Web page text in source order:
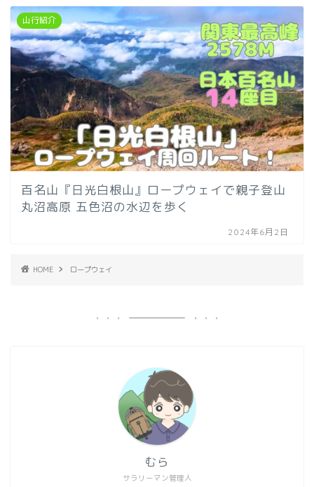
山行紹介
百名山『日光白根山』ロープウェイで親子登山
丸沼高原 五色沼の水辺を歩く
2024年6月2日
HOME ロープウェイ
サラリーマン管理人
むら